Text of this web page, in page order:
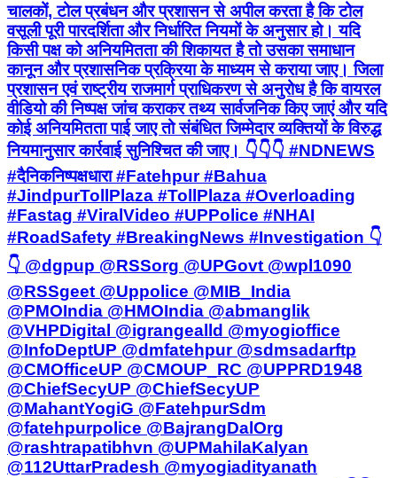
चालकों, टोल प्रबंधन और प्रशासन से अपील करता है कि टोल
वसूली पूरी पारदर्शिता और निर्धारित नियमों के अनुसार हो। यदि
किसी पक्ष को अनियमितता की शिकायत है तो उसका समाधान
कानून और प्रशासनिक प्रक्रिया के माध्यम से कराया जाए। जिला
प्रशासन एवं राष्ट्रीय राजमार्ग प्राधिकरण से अनुरोध है कि वायरल
वीडियो की निष्पक्ष जांच कराकर तथ्य सार्वजनिक किए जाएं और यदि
कोई अनियमितता पाई जाए तो संबंधित जिम्मेदार व्यक्तियों के विरुद्ध
नियमानुसार कार्रवाई सुनिश्चित की जाए। 👇👇👇 #NDNEWS
#दैनिकनिष्पक्षधारा #Fatehpur #Bahua
#JindpurTollPlaza #TollPlaza #Overloading
#Fastag #ViralVideo #UPPolice #NHAI
#RoadSafety #BreakingNews #Investigation 👇
👇 @dgpup @RSSorg @UPGovt @wpl1090
@RSSgeet @Uppolice @MIB_India
@PMOIndia @HMOIndia @abmanglik
@VHPDigital @igrangealld @myogioffice
@InfoDeptUP @dmfatehpur @sdmsadarftp
@CMOfficeUP @CMOUP_RC @UPPRD1948
@ChiefSecyUP @ChiefSecyUP
@MahantYogiG @FatehpurSdm
@fatehpurpolice @BajrangDalOrg
@rashtrapatibhvn @UPMahilaKalyan
@112UttarPradesh @myogiadityanath